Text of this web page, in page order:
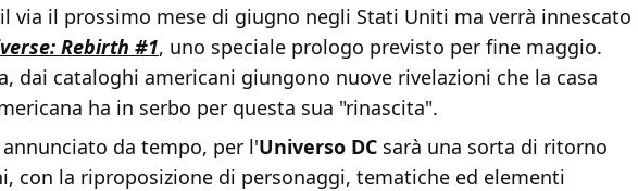
via il prossimo mese di giugno negli Stati Uniti ma verrà innescato
Rebirth #1, uno speciale prologo previsto per fine maggio.
dai cataloghi americani giungono nuove rivelazioni che la casa
ha in serbo per questa sua "rinascita".
annunciato da tempo, per l'Universo DC sarà una sorta di ritorno
con la riproposizione di personaggi, tematiche ed elementi